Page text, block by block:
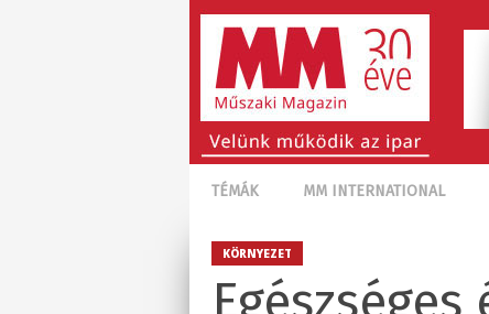
TÉMÁK MM INTERNATIONAL
KÖRNYEZET